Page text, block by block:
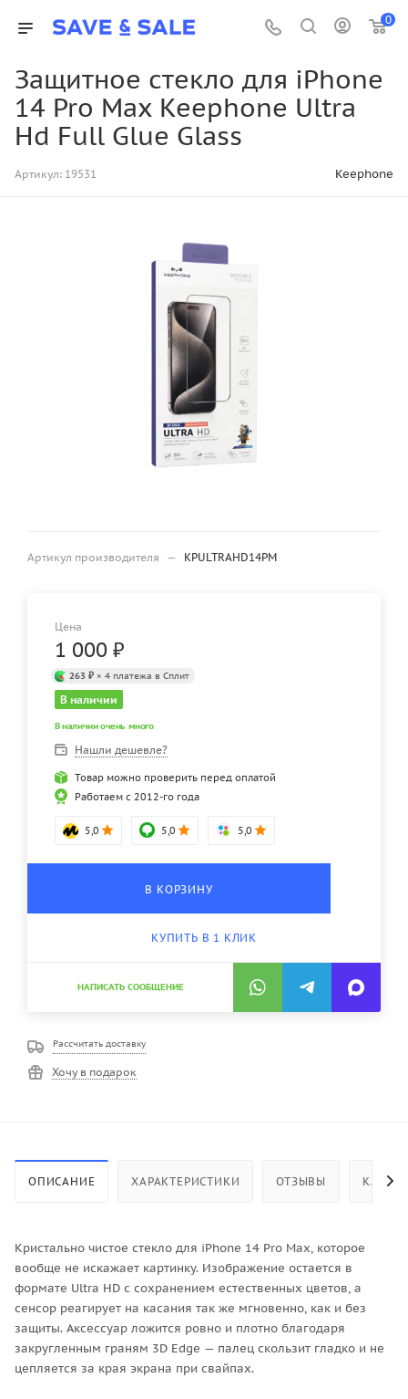
0
Защитное стекло для iPhone
14 Pro Max Keephone Ultra
Hd Full Glue Glass
Артикул: 19531 Keephone
Артикул производителя — KPULTRAHD14PM
Цена
1 000 ₽
263 ₽ × 4 платежа в Сплит
В наличии
В наличии очень много
Нашли дешевле?
Товар можно проверить перед оплатой
Работаем с 2012-го года
5,0 5,0 5,0
В КОРЗИНУ
КУПИТЬ В 1 КЛИК
НАПИСАТЬ СООБЩЕНИЕ
Рассчитать доставку
Хочу в подарок
ОПИСАНИЕ ХАРАКТЕРИСТИКИ ОТЗЫВЫ КАК
Кристально чистое стекло для iPhone 14 Pro Max, которое
вообще не искажает картинку. Изображение остается в
формате Ultra HD с сохранением естественных цветов, а
сенсор реагирует на касания так же мгновенно, как и без
защиты. Аксессуар ложится ровно и плотно благодаря
закругленным граням 3D Edge — палец скользит гладко и не
цепляется за края экрана при свайпах.